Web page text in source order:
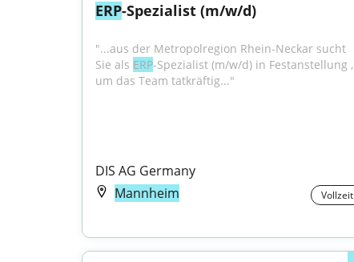
ERP-Spezialist (m/w/d)
"...aus der Metropolregion Rhein-Neckar sucht
Sie als ERP-Spezialist (m/w/d) in Festanstellung ,
um das Team tatkräftig..."
DIS AG Germany
Mannheim
Vollzeit